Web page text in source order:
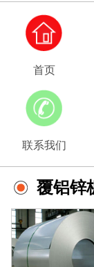
首页
联系我们
覆铝锌